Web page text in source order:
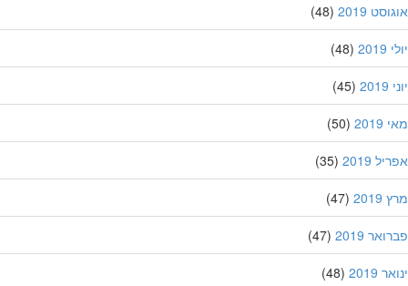
2019
(48)
(48)
(45)
(50)
2019
(35)
(47)
2019
(47)
2019
(48)